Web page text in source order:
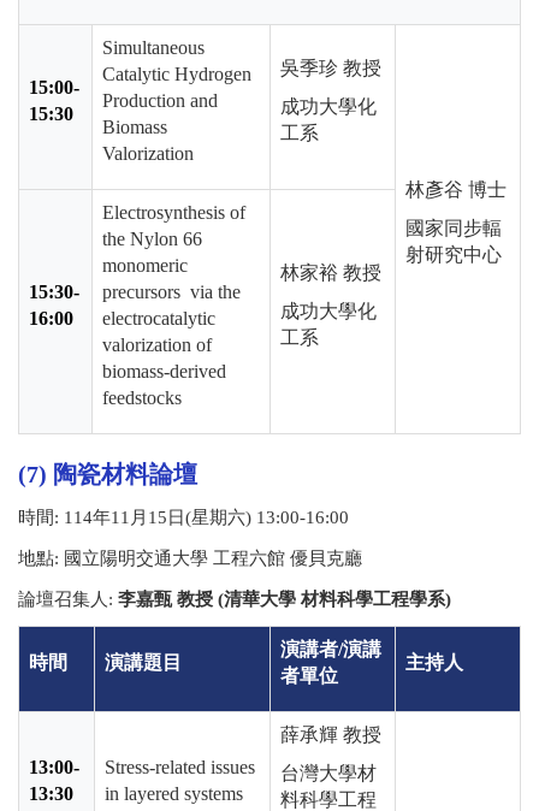
15:00-
15:30
Simultaneous
Catalytic Hydrogen
Production and
Biomass
Valorization
吳季珍 教授
成功大學化
工系
林彥谷 博士
國家同步輻
射研究中心
15:30-
16:00
Electrosynthesis of
the Nylon 66
monomeric
precursors via the
electrocatalytic
valorization of
biomass-derived
feedstocks
林家裕 教授
成功大學化
工系
(7) 陶瓷材料論壇
時間: 114年11 月 15 日(星期六) 13:00-16:00
地點: 國立陽明交通大學 工程六館 優貝克廳
論壇召集人 : 李嘉甄 教授 (清華大學 材料科學工程學系)
時間 演講題目
演講者/演講
者單位
主持人
13:00-
13:30
Stress-related issues
in layered systems
薛承輝 教授
台灣大學材
料科學工程